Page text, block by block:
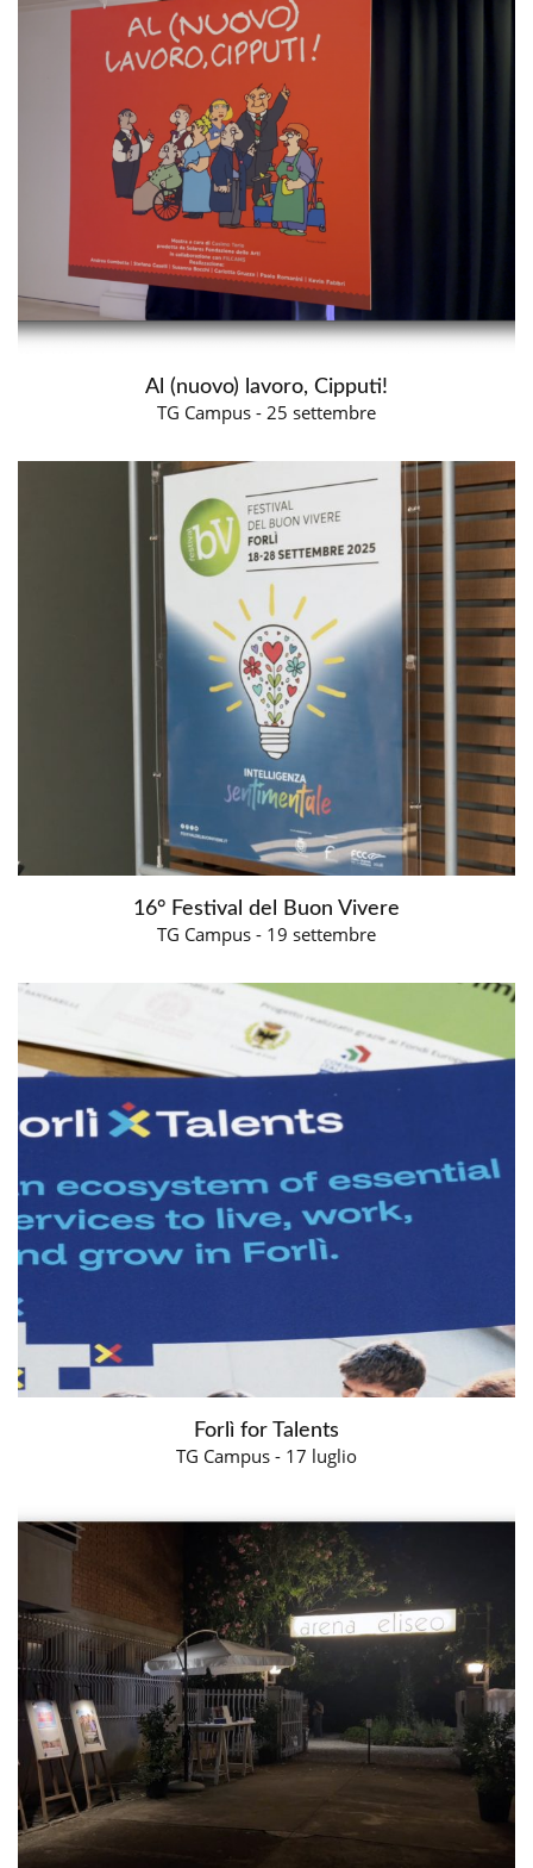
Al (nuovo) lavoro, Cipputi!
TG Campus - 25 settembre
16° Festival del Buon Vivere
TG Campus - 19 settembre
Forlì for Talents
TG Campus - 17 luglio